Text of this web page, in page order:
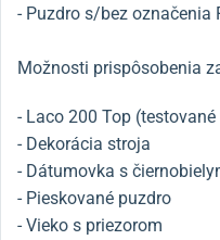
- Puzdro s/bez označenia
Možnosti prispôsobenia
- Laco 200 Top
- Dekorácia stroja
- Dátumovka s
- Pieskované puzdro
- Vieko s priezorom